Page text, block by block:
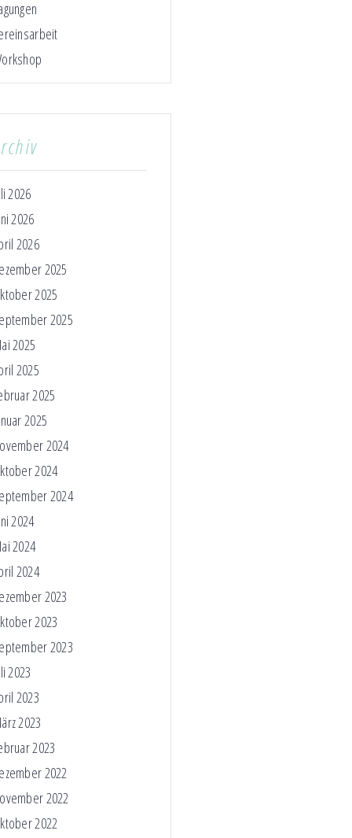
2026
2026
2026
2025
2025
2025
2025
2025
2025
2025
2024
2024
2024
2024
2024
2024
2023
2023
2023
2023
2023
2023
2023
2022
2022
2022